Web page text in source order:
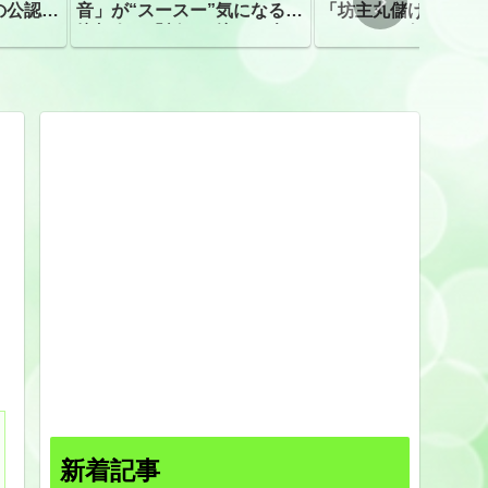
認、
音」が“スースー”気になる指
聴こえる。聴きづらい」
「坊主丸儲け」は
ほとんどが年収３０
下「地方の寺の僧侶
新着記事